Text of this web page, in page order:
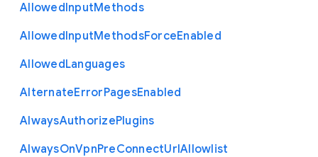
AllowedInputMethods
AllowedInputMethodsForceEnabled
AllowedLanguages
AlternateErrorPagesEnabled
AlwaysAuthorizePlugins
AlwaysOnVpnPreConnectUrlAllowlist